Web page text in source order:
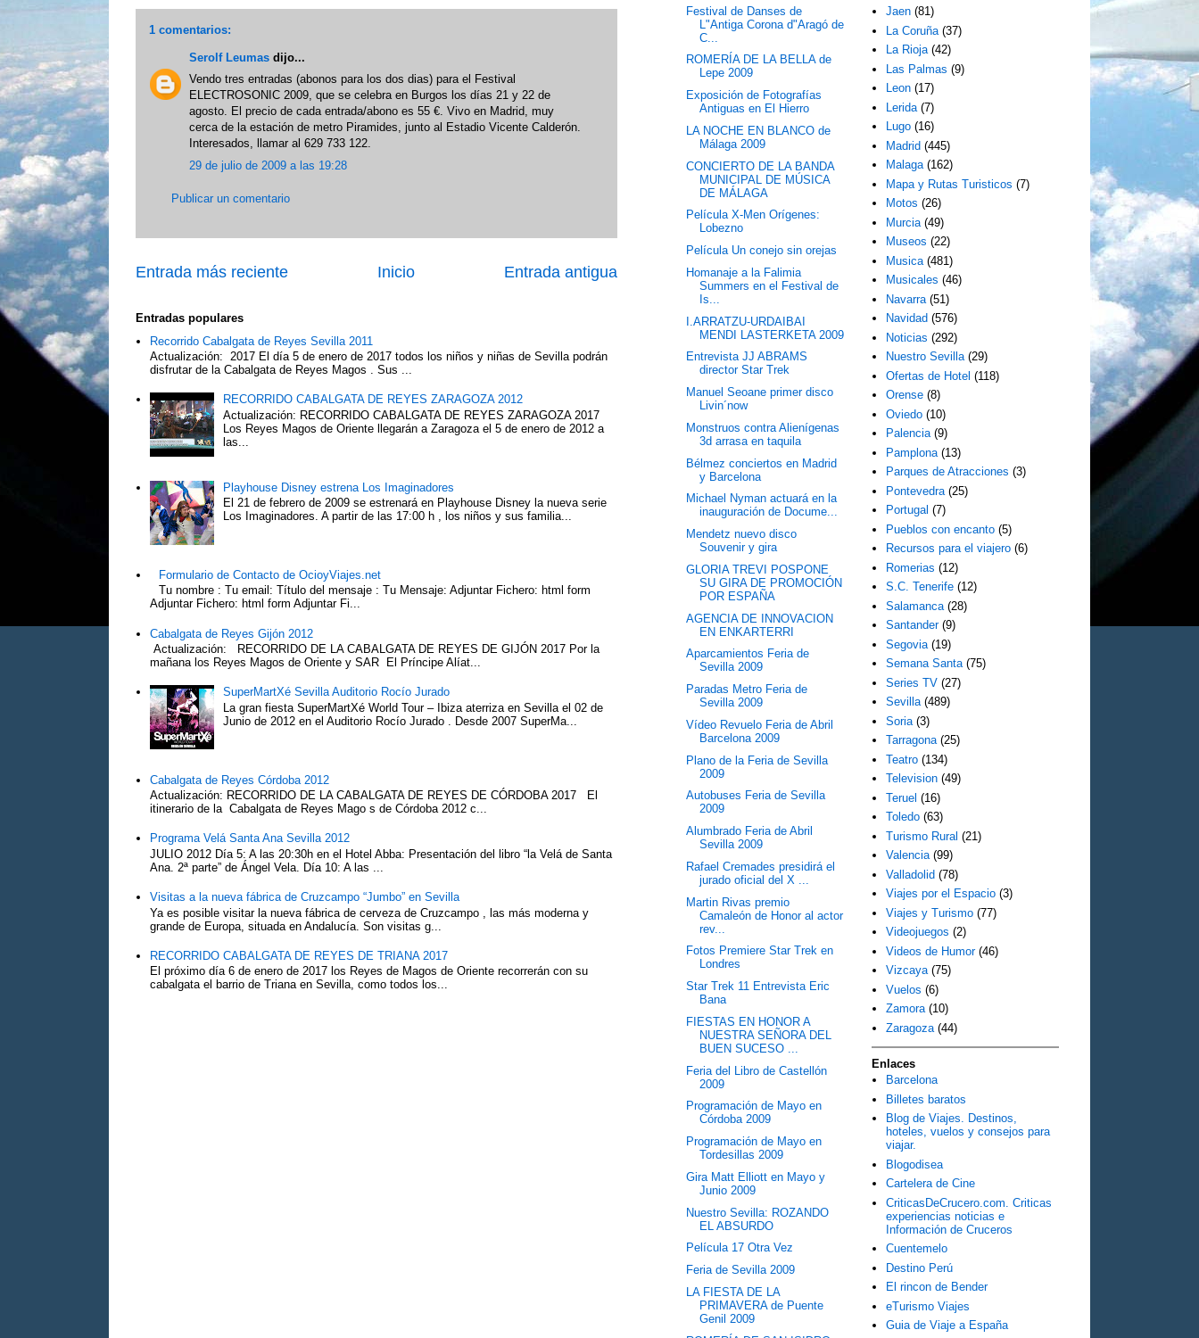
1 comentarios:
Serolf Leumas dijo...
Vendo tres entradas (abonos para los dos dias) para el Festival
ELECTROSONIC 2009, que se celebra en Burgos los días 21 y 22 de
agosto. El precio de cada entrada/abono es 55 €. Vivo en Madrid, muy
cerca de la estación de metro Piramides, junto al Estadio Vicente Calderón.
Interesados, llamar al 629 733 122.
29 de julio de 2009 a las 19:28
Publicar un comentario
Entrada más reciente Entrada antigua
Inicio
Entradas populares
Recorrido Cabalgata de Reyes Sevilla 2011
Actualización: 2017 El día 5 de enero de 2017 todos los niños y niñas de Sevilla podrán
disfrutar de la Cabalgata de Reyes Magos . Sus ...
RECORRIDO CABALGATA DE REYES ZARAGOZA 2012
Actualización: RECORRIDO CABALGATA DE REYES ZARAGOZA 2017
Los Reyes Magos de Oriente llegarán a Zaragoza el 5 de enero de 2012 a
las...
Playhouse Disney estrena Los Imaginadores
El 21 de febrero de 2009 se estrenará en Playhouse Disney la nueva serie
Los Imaginadores. A partir de las 17:00 h , los niños y sus familia...
Formulario de Contacto de OcioyViajes.net
Tu nombre : Tu email: Título del mensaje : Tu Mensaje: Adjuntar Fichero: html form
Adjuntar Fichero: html form Adjuntar Fi...
Cabalgata de Reyes Gijón 2012
Actualización: RECORRIDO DE LA CABALGATA DE REYES DE GIJÓN 2017 Por la
mañana los Reyes Magos de Oriente y SAR El Príncipe Alíat...
SuperMartXé Sevilla Auditorio Rocío Jurado
La gran fiesta SuperMartXé World Tour – Ibiza aterriza en Sevilla el 02 de
Junio de 2012 en el Auditorio Rocío Jurado . Desde 2007 SuperMa...
Cabalgata de Reyes Córdoba 2012
Actualización: RECORRIDO DE LA CABALGATA DE REYES DE CÓRDOBA 2017 El
itinerario de la Cabalgata de Reyes Mago s de Córdoba 2012 c...
Programa Velá Santa Ana Sevilla 2012
JULIO 2012 Día 5: A las 20:30h en el Hotel Abba: Presentación del libro “la Velá de Santa
Ana. 2ª parte” de Ángel Vela. Día 10: A las ...
Visitas a la nueva fábrica de Cruzcampo “Jumbo” en Sevilla
Ya es posible visitar la nueva fábrica de cerveza de Cruzcampo , las más moderna y
grande de Europa, situada en Andalucía. Son visitas g...
RECORRIDO CABALGATA DE REYES DE TRIANA 2017
El próximo día 6 de enero de 2017 los Reyes de Magos de Oriente recorrerán con su
cabalgata el barrio de Triana en Sevilla, como todos los...
Festival de Danses de
L"Antiga Corona d"Aragó de
C...
ROMERÍA DE LA BELLA de
Lepe 2009
Exposición de Fotografías
Antiguas en El Hierro
LA NOCHE EN BLANCO de
Málaga 2009
CONCIERTO DE LA BANDA
MUNICIPAL DE MÚSICA
DE MÁLAGA
Película X-Men Orígenes:
Lobezno
Película Un conejo sin orejas
Homanaje a la Falimia
Summers en el Festival de
Is...
I.ARRATZU-URDAIBAI
MENDI LASTERKETA 2009
Entrevista JJ ABRAMS
director Star Trek
Manuel Seoane primer disco
Livin´now
Monstruos contra Alienígenas
3d arrasa en taquila
Bélmez conciertos en Madrid
y Barcelona
Michael Nyman actuará en la
inauguración de Docume...
Mendetz nuevo disco
Souvenir y gira
GLORIA TREVI POSPONE
SU GIRA DE PROMOCIÓN
POR ESPAÑA
AGENCIA DE INNOVACION
EN ENKARTERRI
Aparcamientos Feria de
Sevilla 2009
Paradas Metro Feria de
Sevilla 2009
Vídeo Revuelo Feria de Abril
Barcelona 2009
Plano de la Feria de Sevilla
2009
Autobuses Feria de Sevilla
2009
Alumbrado Feria de Abril
Sevilla 2009
Rafael Cremades presidirá el
jurado oficial del X ...
Martin Rivas premio
Camaleón de Honor al actor
rev...
Fotos Premiere Star Trek en
Londres
Star Trek 11 Entrevista Eric
Bana
FIESTAS EN HONOR A
NUESTRA SEÑORA DEL
BUEN SUCESO ...
Feria del Libro de Castellón
2009
Programación de Mayo en
Córdoba 2009
Programación de Mayo en
Tordesillas 2009
Gira Matt Elliott en Mayo y
Junio 2009
Nuestro Sevilla: ROZANDO
EL ABSURDO
Película 17 Otra Vez
Feria de Sevilla 2009
LA FIESTA DE LA
PRIMAVERA de Puente
Genil 2009
Jaen (81)
La Coruña (37)
La Rioja (42)
Las Palmas (9)
Leon (17)
Lerida (7)
Lugo (16)
Madrid (445)
Malaga (162)
Mapa y Rutas Turisticos (7)
Motos (26)
Murcia (49)
Museos (22)
Musica (481)
Musicales (46)
Navarra (51)
Navidad (576)
Noticias (292)
Nuestro Sevilla (29)
Ofertas de Hotel (118)
Orense (8)
Oviedo (10)
Palencia (9)
Pamplona (13)
Parques de Atracciones (3)
Pontevedra (25)
Portugal (7)
Pueblos con encanto (5)
Recursos para el viajero (6)
Romerias (12)
S.C. Tenerife (12)
Salamanca (28)
Santander (9)
Segovia (19)
Semana Santa (75)
Series TV (27)
Sevilla (489)
Soria (3)
Tarragona (25)
Teatro (134)
Television (49)
Teruel (16)
Toledo (63)
Turismo Rural (21)
Valencia (99)
Valladolid (78)
Viajes por el Espacio (3)
Viajes y Turismo (77)
Videojuegos (2)
Videos de Humor (46)
Vizcaya (75)
Vuelos (6)
Zamora (10)
Zaragoza (44)
Enlaces
Barcelona
Billetes baratos
Blog de Viajes. Destinos,
hoteles, vuelos y consejos para
viajar.
Blogodisea
Cartelera de Cine
CriticasDeCrucero.com. Criticas
experiencias noticias e
Información de Cruceros
Cuentemelo
Destino Perú
El rincon de Bender
eTurismo Viajes
Guia de Viaje a España